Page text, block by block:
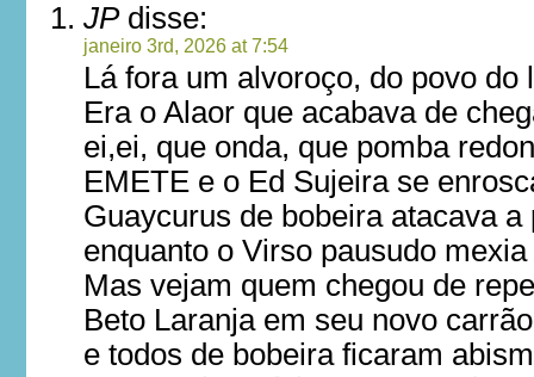
JPdisse:
janeiro 3rd, 2026 at 7:54
Lá fora um alvoroço, do povo do
Era o Alaor que acabava de
ei,ei, que onda, que pomba
EMETE e o Ed Sujeira se
Guaycurus de bobeira atacava a
enquanto o Virso pausudo
Mas vejam quem chegou de
Beto Laranja em seu novo carrão
e todos de bobeira ficaram